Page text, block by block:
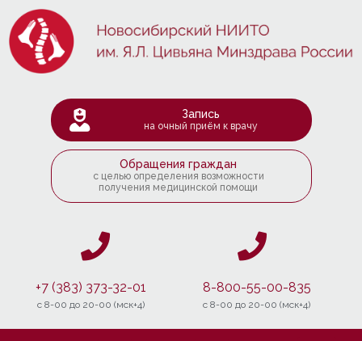
Запись
на очный приём к врачу
Обращения граждан
с целью определения возможности
получения медицинской помощи
+7 (383) 373-32-01
c 8-00 до 20-00 (мск+4)
8-800-55-00-835
c 8-00 до 20-00 (мск+4)